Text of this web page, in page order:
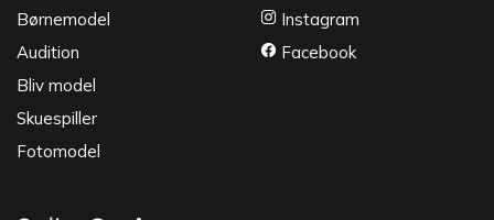
Børnemodel
Audition
Bliv model
Skuespiller
Fotomodel
Instagram
Facebook